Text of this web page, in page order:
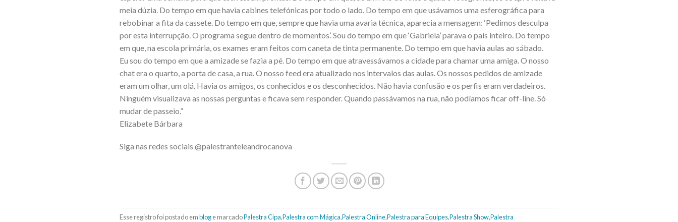
meia dúzia. Do tempo em que havia cabines telefónicas por todo o lado. Do tempo em que usávamos uma esferográfica para
rebobinar a fita da cassete. Do tempo em que, sempre que havia uma avaria técnica, aparecia a mensagem: ‘Pedimos desculpa
por esta interrupção. O programa segue dentro de momentos’. Sou do tempo em que ‘Gabriela’ parava o país inteiro. Do tempo
em que, na escola primária, os exames eram feitos com caneta de tinta permanente. Do tempo em que havia aulas ao sábado.
Eu sou do tempo em que a amizade se fazia a pé. Do tempo em que atravessávamos a cidade para chamar uma amiga. O nosso
chat era o quarto, a porta de casa, a rua. O nosso feed era atualizado nos intervalos das aulas. Os nossos pedidos de amizade
eram um olhar, um olá. Havia os amigos, os conhecidos e os desconhecidos. Não havia confusão e os perfis eram verdadeiros.
Ninguém visualizava as nossas perguntas e ficava sem responder. Quando passávamos na rua, não podíamos ficar off-line. Só
mudar de passeio.”
Elizabete Bárbara
Siga nas redes sociais @palestranteleandrocanova
Esse registro foi postado embloge marcadoPalestra Cipa,Palestra com Mágica,Palestra Online,Palestra para Equipes,Palestra Show,Palestra